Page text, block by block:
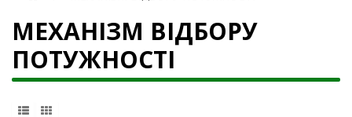
МЕХАНІЗМ ВІДБОРУ
ПОТУЖНОСТІ